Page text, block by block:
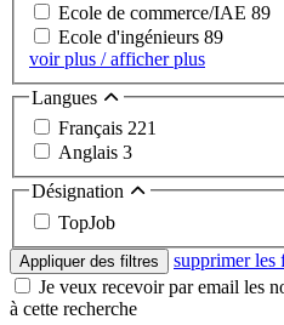
Ecole de commerce/IAE 89
Ecole d'ingénieurs 89
voir plus / afficher plus
Langues
Français 221
Anglais 3
Désignation
TopJob
Appliquer des filtres
supprimer les
Je veux recevoir par email les
à cette recherche